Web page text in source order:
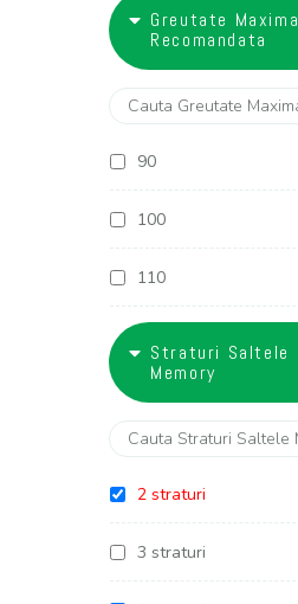
27 cm
28 cm
29 cm
30 cm
32 cm
Greutate Maxima
Recomandata
90
100
110
Straturi Saltele
Memory
2 straturi
3 straturi